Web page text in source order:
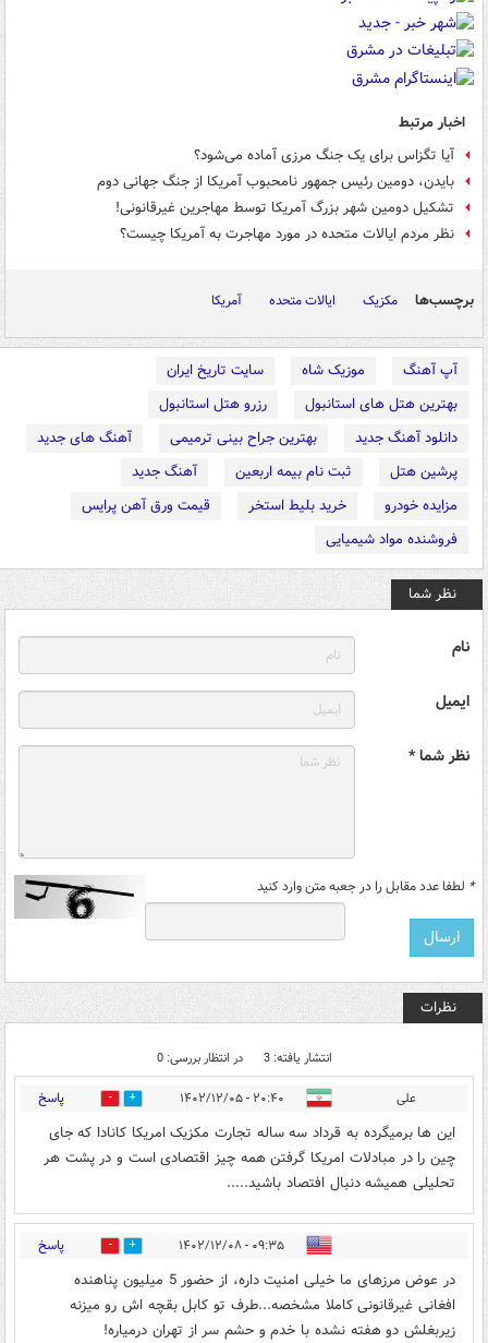
اخبار مرتبط
آیا تگزاس برای یک جنگ مرزی آماده می‌شود؟
بایدن، دومین رئیس جمهور نامحبوب آمریکا از جنگ جهانی دوم
تشکیل دومین شهر بزرگ آمریکا توسط مهاجرین غیرقانونی!
نظر مردم ایالات متحده در مورد مهاجرت به آمریکا چیست؟
برچسب‌ها مکزیک ایالات متحده آمریکا
آپ آهنگ موزیک شاه
سایت تاریخ ایران
بهترین هتل های استانبول
رزرو هتل استانبول
دانلود آهنگ جدید
بهترین جراح بینی ترمیمی
آهنگ های جدید
پرشین هتل
ثبت نام بیمه اربعین
آهنگ جدید
مزایده خودرو
خرید بلیط استخر
قیمت ورق آهن پرایس
فروشنده مواد شیمیایی
نظر شما
نام
ایمیل
نظر شما *
* لطفا عدد مقابل را در جعبه متن وارد کنید
نظرات
انتشار یافته: 3 در انتظار بررسی: 0
علی ۲۰:۴۰ - ۱۴۰۲/۱۲/۰۵ 0 پاسخ
این ها برمیگرده به قرداد سه ساله تجارت مکزیک امریکا کانادا که جای
چین را در مبادلات امریکا گرفتن همه چیز اقتصادی است و در پشت هر
تحلیلی همیشه دنبال افتصاد باشید.....
۰۹:۳۵ - ۱۴۰۲/۱۲/۰۸ 0 پاسخ
در عوض مرزهای ما خیلی امنیت داره، از حضور 5 میلیون پناهنده
افغانی غیرقانونی کاملا مشخصه...طرف تو کابل بقچه اش رو میزنه
زیربغلش دو هفته نشده با خدم و حشم سر از تهران درمیاره!